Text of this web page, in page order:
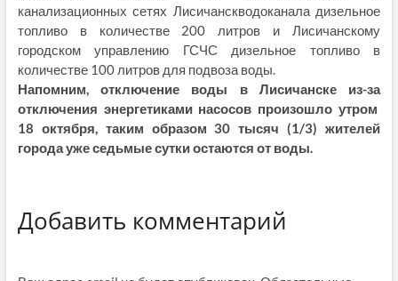
канализационных сетях Лисичанскводоканала дизельное
топливо в количестве 200 литров и Лисичанскому
городском управлению ГСЧС дизельное топливо в
количестве 100 литров для подвоза воды.
Напомним, отключение воды в Лисичанске из-за
отключения энергетиками насосов произошло утром
18 октября, таким образом 30 тысяч (1/3) жителей
города уже седьмые сутки остаются от воды.
Добавить комментарий